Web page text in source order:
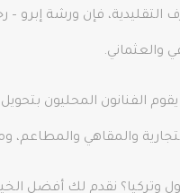
التقليدية، فإن ورشة إبرو
والعثماني.
الفنانون المحليون
والمقاهي والمطاعم،
وتركيا؟ نقدم لك أفضل